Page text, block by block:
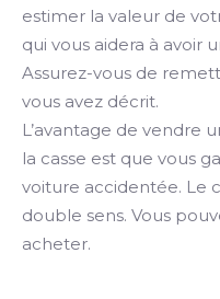
estimer la valeur de
qui vous aidera à avoir
Assurez-vous de
vous avez décrit.
L’avantage de vendre
la casse est que vous
voiture accidentée. Le
double sens. Vous
acheter.